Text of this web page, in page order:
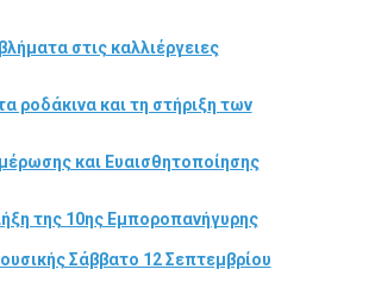
στις καλλιέργειες
ροδάκινα και τη στήριξη των
και Ευαισθητοποίησης
της 10ης Εμποροπανήγυρης
Σάββατο 12 Σεπτεμβρίου